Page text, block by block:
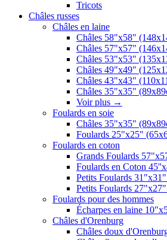
Tricots
Châles russes
Châles en laine
Châles 58"x58"
Châles 57"x57"
Châles 53"x53"
Châles 49"x49"
Châles 43"x43"
Châles 35"x35"
Voir plus →
Foulards en soie
Châles 35"x35"
Foulards 25"x25"
Foulards en coton
Grands Foulards
Foulards en Coton
Petits Foulards
Petits Foulards
Foulards pour des hommes
Écharpes en laine
Châles d'Orenburg
Châles doux